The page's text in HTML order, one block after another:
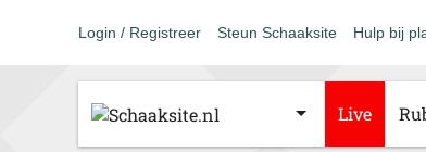
Login / Registreer Steun Schaaksite Hulp bij
Live